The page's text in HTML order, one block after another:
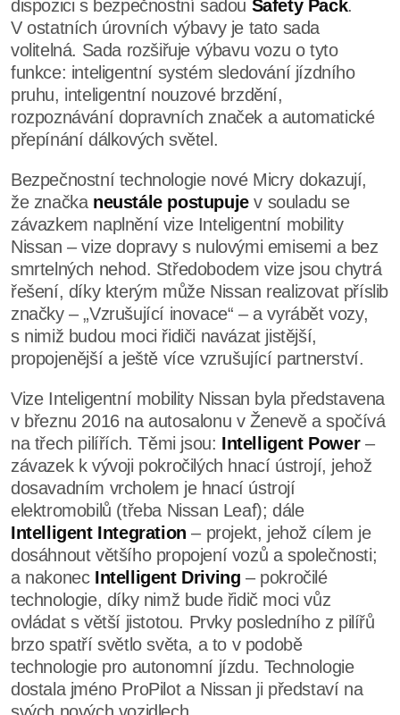
dispozici s bezpečnostní sadou Safety Pack.
V ostatních úrovních výbavy je tato sada
volitelná. Sada rozšiřuje výbavu vozu o tyto
funkce: inteligentní systém sledování jízdního
pruhu, inteligentní nouzové brzdění,
rozpoznávání dopravních značek a automatické
přepínání dálkových světel.
Bezpečnostní technologie nové Micry dokazují,
že značka neustále postupujev souladu se
závazkem naplnění vize Inteligentní mobility
Nissan – vize dopravy s nulovými emisemi a bez
smrtelných nehod. Středobodem vize jsou chytrá
řešení, díky kterým může Nissan realizovat příslib
značky – „Vzrušující inovace“ – a vyrábět vozy,
s nimiž budou moci řidiči navázat jistější,
propojenější a ještě více vzrušující partnerství.
Vize Inteligentní mobility Nissan byla představena
v březnu 2016 na autosalonu v Ženevě a spočívá
na třech pilířích. Těmi jsou: Intelligent Power –
závazek k vývoji pokročilých hnací ústrojí, jehož
dosavadním vrcholem je hnací ústrojí
elektromobilů (třeba Nissan Leaf); dále
Intelligent Integration – projekt, jehož cílem je
dosáhnout většího propojení vozů a společnosti;
a nakonec Intelligent Driving – pokročilé
technologie, díky nimž bude řidič moci vůz
ovládat s větší jistotou. Prvky posledního z pilířů
brzo spatří světlo světa, a to v podobě
technologie pro autonomní jízdu. Technologie
dostala jméno ProPilot a Nissan ji představí na